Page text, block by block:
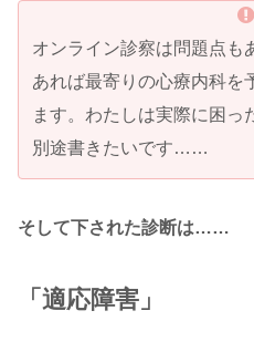
オンライン診察は問題点も
あれば最寄りの心療内科を
ます。わたしは実際に困っ
別途書きたいです……
そして下された診断は……
「適応障害」